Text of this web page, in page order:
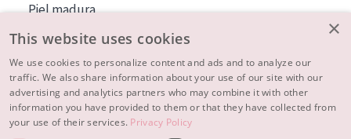
Piel madura
Piel expuesta al sol
Piel menopáusica
MÁS SOBRE NOSOTROS
INSPIRACIÓN
×
This website uses cookies
We use cookies to personalize content and ads and to analyze our
traffic. We also share information about your use of our site with our
advertising and analytics partners who may combine it with other
information you have provided to them or that they have collected from
your use of their services. Privacy Policy